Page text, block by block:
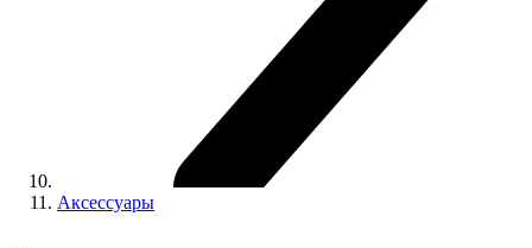
Аксессуары